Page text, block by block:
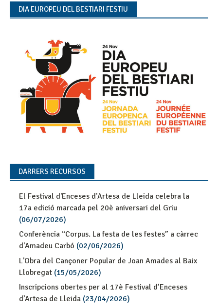
DIA EUROPEU DEL BESTIARI FESTIU
DARRERS RECURSOS
El Festival d'Enceses d'Artesa de Lleida celebra la
17a edició marcada pel 20è aniversari del Griu
(06/07/2026)
Conferència “Corpus. La festa de les festes” a càrrec
d'Amadeu Carbó (02/06/2026)
L'Obra del Cançoner Popular de Joan Amades al Baix
Llobregat (15/05/2026)
Inscripcions obertes per al 17è Festival d’Enceses
d’Artesa de Lleida (23/04/2026)